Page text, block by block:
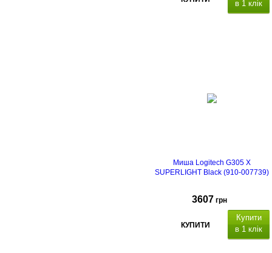
в 1 клік
Миша Logitech G305 X
SUPERLIGHT Black (910-007739)
3607 грн
КУПИТИ
Купити
в 1 клік